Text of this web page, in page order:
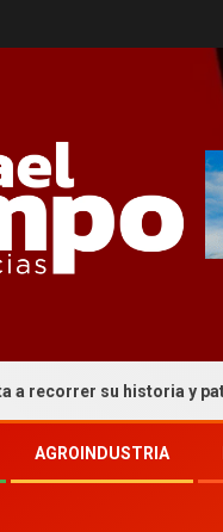
su historia y patrimonio
AGROINDUSTRIA